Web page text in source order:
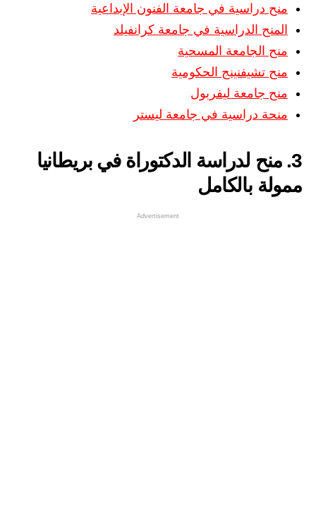
منح دراسية في جامعة الفنون الإبداعية
المنح الدراسية في جامعة كرانفيلد
منح الجامعة المسحية
منح تشيفنينج الحكومية
منح جامعة ليفربول
منحة دراسية في جامعة ليستر
3. منح لدراسة الدكتوراة في بريطانيا
ممولة بالكامل
Advertisement